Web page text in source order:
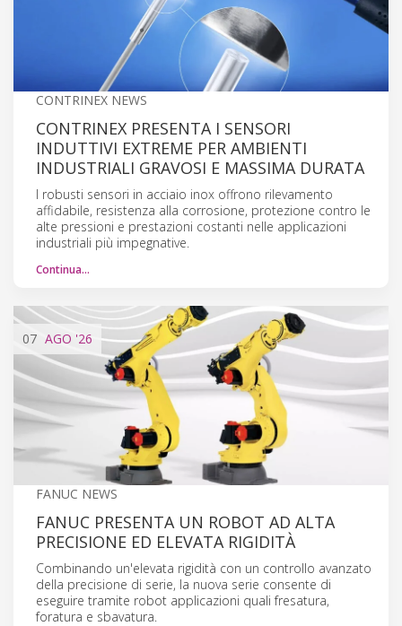
CONTRINEX NEWS
CONTRINEX PRESENTA I SENSORI
INDUTTIVI EXTREME PER AMBIENTI
INDUSTRIALI GRAVOSI E MASSIMA DURATA
I robusti sensori in acciaio inox offrono rilevamento
affidabile, resistenza alla corrosione, protezione contro le
alte pressioni e prestazioni costanti nelle applicazioni
industriali più impegnative.
Continua…
07 AGO '26
FANUC NEWS
FANUC PRESENTA UN ROBOT AD ALTA
PRECISIONE ED ELEVATA RIGIDITÀ
Combinando un'elevata rigidità con un controllo avanzato
della precisione di serie, la nuova serie consente di
eseguire tramite robot applicazioni quali fresatura,
foratura e sbavatura.